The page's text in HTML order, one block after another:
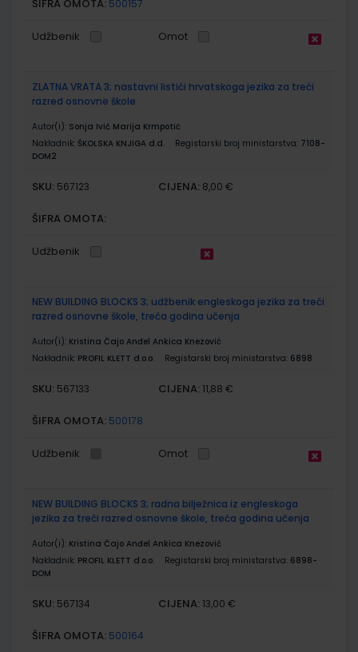
ŠIFRA OMOTA: 500157
Udžbenik Omot
ZLATNA VRATA 3; nastavni listići hrvatskoga jezika za treći
razred osnovne škole
Autor(i): Sonja Ivić Marija Krmpotić
Nakladnik: ŠKOLSKA KNJIGA d.d. Registarski broj ministarstva: 7108-
DOM2
SKU: 567123 CIJENA: 8,00 €
ŠIFRA OMOTA:
Udžbenik
NEW BUILDING BLOCKS 3; udžbenik engleskoga jezika za treći
razred osnovne škole, treća godina učenja
Autor(i): Kristina Čajo Anđel Ankica Knezović
Nakladnik: PROFIL KLETT d.o.o. Registarski broj ministarstva: 6898
SKU: 567133 CIJENA: 11,88 €
ŠIFRA OMOTA: 500178
Udžbenik Omot
NEW BUILDING BLOCKS 3; radna bilježnica iz engleskoga
jezika za treći razred osnovne škole, treća godina učenja
Autor(i): Kristina Čajo Anđel Ankica Knezović
Nakladnik: PROFIL KLETT d.o.o. Registarski broj ministarstva: 6898-
DOM
SKU: 567134 CIJENA: 13,00 €
ŠIFRA OMOTA: 500164